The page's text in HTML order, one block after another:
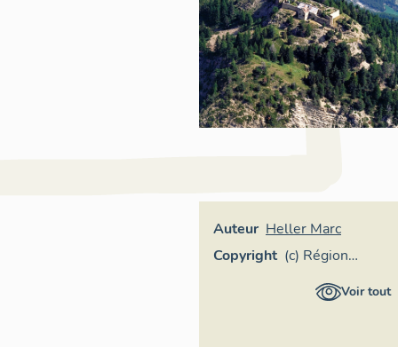
Auteur Heller Marc
Copyright (c) Région
Provence-Voir tout